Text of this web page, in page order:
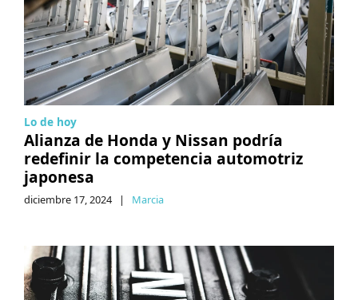
Lo de hoy
Alianza de Honda y Nissan podría
redefinir la competencia automotriz
japonesa
diciembre 17, 2024 | Marcia